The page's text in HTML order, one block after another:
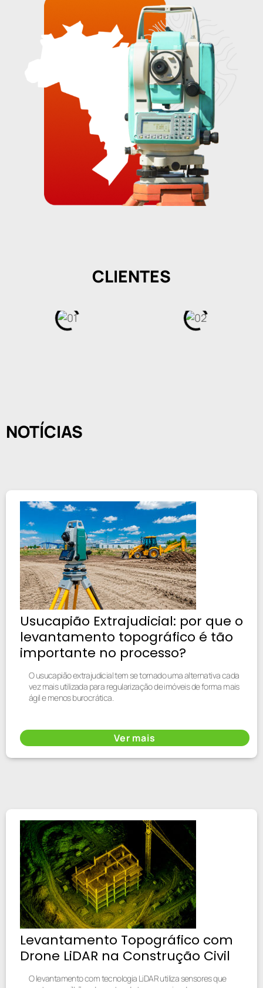
CLIENTES
NOTÍCIAS
Usucapião Extrajudicial: por que o
levantamento topográfico é tão
importante no processo?
O usucapião extrajudicial tem se tornado uma alternativa cada
vez mais utilizada para regularização de imóveis de forma mais
ágil e menos burocrática.
Ver mais
Levantamento Topográfico com
Drone LiDAR na Construção Civil
O levantamento com tecnologia LiDAR utiliza sensores que